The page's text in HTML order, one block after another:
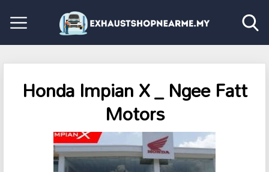
Honda Impian X _ Ngee Fatt
Motors